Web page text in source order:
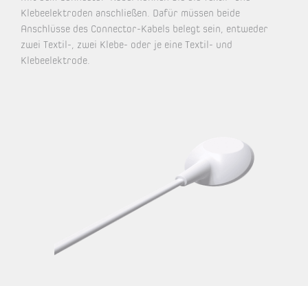
Klebeelektroden anschließen. Dafür müssen beide
Anschlüsse des Connector-Kabels belegt sein, entweder
zwei Textil-, zwei Klebe- oder je eine Textil- und
Klebeelektrode.